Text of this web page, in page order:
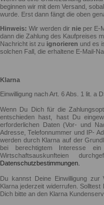
beginnen wir mit dem Versand,
wurde. Erst dann fängt die oben
Hinweis: Wir werden dir nie per E-
dann die Zahlung des Kaufpreises
Nachricht ist zu ignorieren und es
solchen Fall, die erhaltene E-Mail-
Klarna
Einwilligung nach Art. 6 Abs. 1 lit. a
Wenn Du Dich für die
entschieden hast, hast Du
erforderlichen Daten (Vor- und
Adresse, Telefonnummer und IP-
werden durch Klarna auf der
bei berechtigtem Interesse
Wirtschaftsauskunfteien
Datenschutzbestimmungen.
Du kannst Deine Einwilligung zur
Klarna jederzeit widerrufen.
Dich bitte an den Klarna